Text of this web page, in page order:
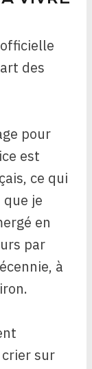
officielle
des
pour
est
ce qui
je
en
par
à
crier sur